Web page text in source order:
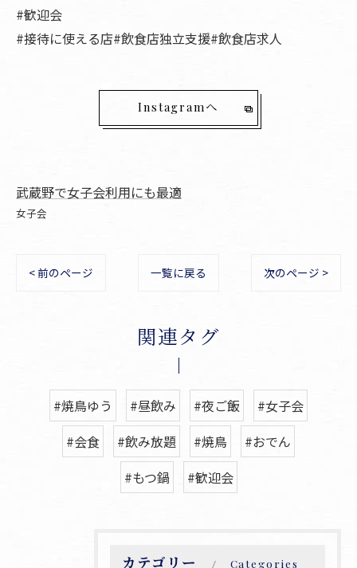
#歓迎会
#接待に使える店#飲食店独立支援#飲食店求人
Instagramへ
武蔵野で女子会利用にも最適
女子会
< 前のページ 一覧に戻る 次のページ >
関連タグ
#焼鳥ゆう #昼飲み #夜ご飯
#女子会
#会食
#飲み放題 #焼鳥
#おでん
#もつ鍋
#歓迎会
カテゴリー Categories